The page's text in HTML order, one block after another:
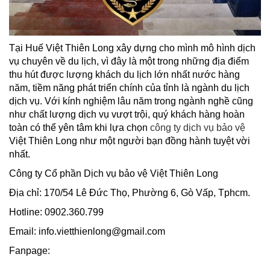
Tại Huế Việt Thiên Long xây dựng cho mình mô hình dịch
vụ chuyên về du lịch, vì đây là một trong những địa điểm
thu hút được lượng khách du lịch lớn nhất nước hàng
năm, tiềm năng phát triển chính của tỉnh là ngành du lịch
dịch vụ. Với kính nghiệm lâu năm trong ngành nghề cũng
như chất lượng dịch vụ vượt trội, quý khách hàng hoàn
toàn có thể yên tâm khi lựa chọn công ty dịch vụ bảo vệ
Việt Thiên Long như một người bạn đồng hành tuyệt vời
nhất.
Công ty Cổ phần Dịch vụ bảo vệ Việt Thiên Long
Địa chỉ: 170/54 Lê Đức Thọ, Phường 6, Gò Vấp, Tphcm.
Hotline: 0902.360.799
Email: info.vietthienlong@gmail.com
Fanpage: